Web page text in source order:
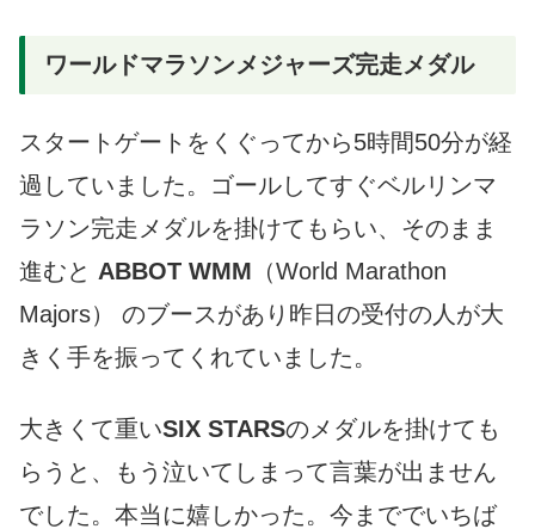
ワールドマラソンメジャーズ完走メダル
スタートゲートをくぐってから5時間50分が経
過していました。ゴールしてすぐベルリンマ
ラソン完走メダルを掛けてもらい、そのまま
進むと ABBOT WMM （World Marathon
Majors） のブースがあり昨日の受付の人が大
きく手を振ってくれていました。
大きくて重いSIX STARSのメダルを掛けても
らうと、もう泣いてしまって言葉が出ません
でした。本当に嬉しかった。今まででいちば